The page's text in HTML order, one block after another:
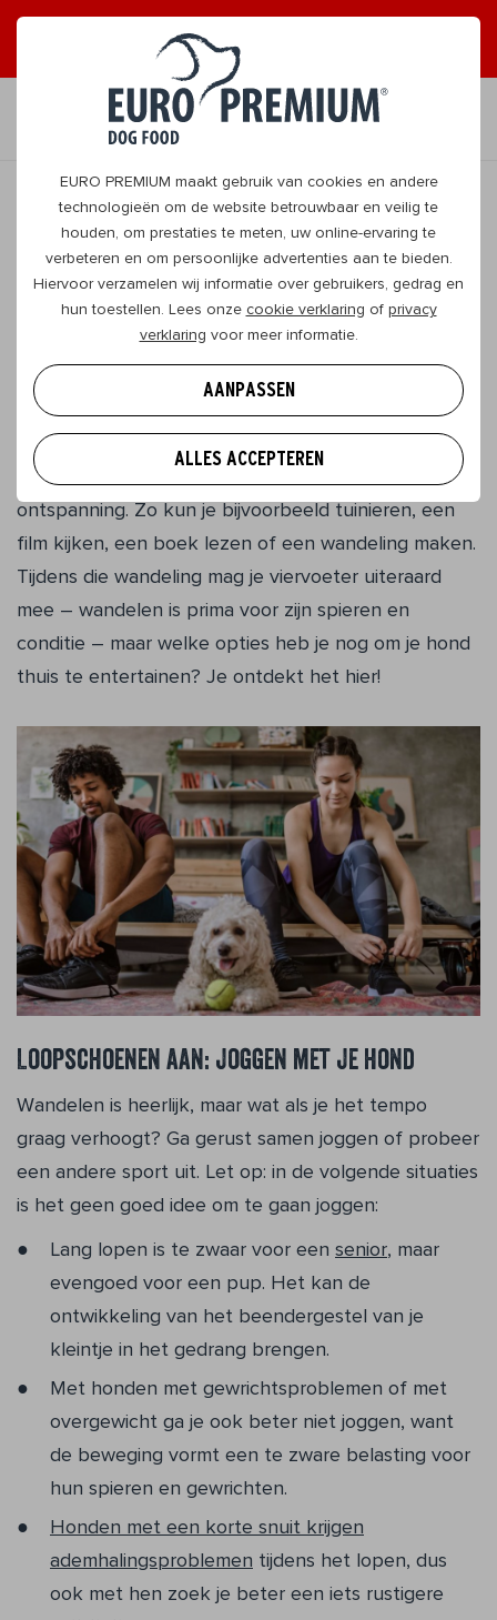
EURO PREMIUM maakt gebruik van cookies en andere
technologieën om de website betrouwbaar en veilig te
houden, om prestaties te meten, uw online-ervaring te
verbeteren en om persoonlijke advertenties aan te bieden.
Hiervoor verzamelen wij informatie over gebruikers, gedrag en
hun toestellen. Lees onze cookie verklaring of privacy
verklaring voor meer informatie.
AANPASSEN
ALLES ACCEPTEREN
ONTVANG GRAAG TIPS
NL
TERUG
Hoe je hond thuis entertainen? Opties
in overvloed!
Als baasje heb je tal van opties om bezig te blijven
tijdens een thuisvakantie. Je kunt flink beginnen
poetsen, maar je verdient natuurlijk ook
ontspanning. Zo kun je bijvoorbeeld tuinieren, een
film kijken, een boek lezen of een wandeling maken.
Tijdens die wandeling mag je viervoeter uiteraard
mee – wandelen is prima voor zijn spieren en
conditie – maar welke opties heb je nog om je hond
thuis te entertainen? Je ontdekt het hier!
Loopschoenen aan: joggen met je hond
Wandelen is heerlijk, maar wat als je het tempo
graag verhoogt? Ga gerust samen joggen of probeer
een andere sport uit. Let op: in de volgende situaties
is het geen goed idee om te gaan joggen:
Lang lopen is te zwaar voor een senior, maar
evengoed voor een pup. Het kan de
ontwikkeling van het beendergestel van je
kleintje in het gedrang brengen.
Met honden met gewrichtsproblemen of met
overgewicht ga je ook beter niet joggen, want
de beweging vormt een te zware belasting voor
hun spieren en gewrichten.
Honden met een korte snuit krijgen
ademhalingsproblemen tijdens het lopen, dus
ook met hen zoek je beter een iets rustigere